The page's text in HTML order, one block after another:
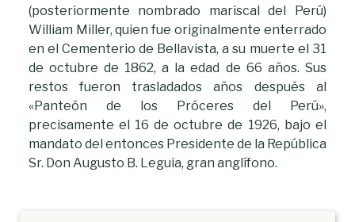
(posteriormente nombrado mariscal del Perú)
William Miller, quien fue originalmente enterrado
en el Cementerio de Bellavista, a su muerte el 31
de octubre de 1862, a la edad de 66 años. Sus
restos fueron trasladados años después al
«Panteón de los Próceres del Perú»,
precisamente el 16 de octubre de 1926, bajo el
mandato del entonces Presidente de la República
Sr. Don Augusto B. Leguia, gran anglífono.